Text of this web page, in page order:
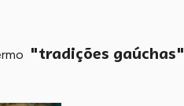
"tradições gaúchas"